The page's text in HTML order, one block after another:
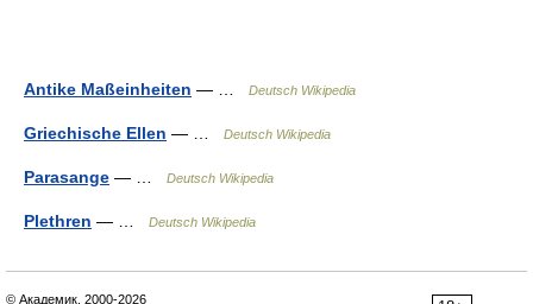
Antike Maßeinheiten — … Deutsch Wikipedia
Griechische Ellen — … Deutsch Wikipedia
Parasange — … Deutsch Wikipedia
Plethren — … Deutsch Wikipedia
© Академик, 2000-2026